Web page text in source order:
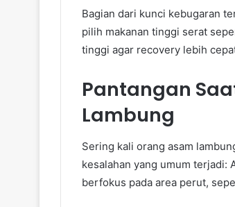
Bagian dari kunci kebugaran
pilih makanan tinggi serat
tinggi agar recovery lebih
Pantangan
Lambung
Sering kali orang asam
kesalahan yang umum terjadi:
berfokus pada area perut,